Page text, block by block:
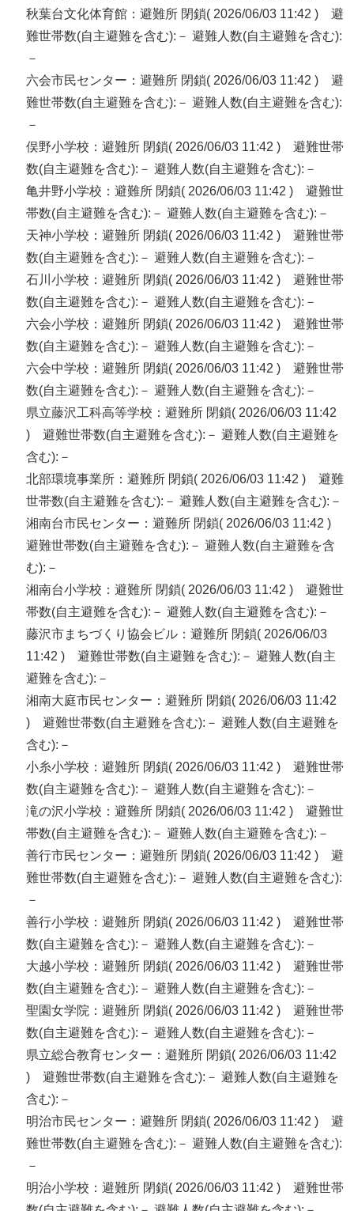
秋葉台文化体育館：避難所 閉鎖( 2026/06/03 11:42 ) 避
難世帯数(自主避難を含む):－ 避難人数(自主避難を含む):
－
六会市民センター：避難所 閉鎖( 2026/06/03 11:42 ) 避
難世帯数(自主避難を含む):－ 避難人数(自主避難を含む):
－
俣野小学校：避難所 閉鎖( 2026/06/03 11:42 ) 避難世帯
数(自主避難を含む):－ 避難人数(自主避難を含む):－
亀井野小学校：避難所 閉鎖( 2026/06/03 11:42 ) 避難世
帯数(自主避難を含む):－ 避難人数(自主避難を含む):－
天神小学校：避難所 閉鎖( 2026/06/03 11:42 ) 避難世帯
数(自主避難を含む):－ 避難人数(自主避難を含む):－
石川小学校：避難所 閉鎖( 2026/06/03 11:42 ) 避難世帯
数(自主避難を含む):－ 避難人数(自主避難を含む):－
六会小学校：避難所 閉鎖( 2026/06/03 11:42 ) 避難世帯
数(自主避難を含む):－ 避難人数(自主避難を含む):－
六会中学校：避難所 閉鎖( 2026/06/03 11:42 ) 避難世帯
数(自主避難を含む):－ 避難人数(自主避難を含む):－
県立藤沢工科高等学校：避難所 閉鎖( 2026/06/03 11:42
) 避難世帯数(自主避難を含む):－ 避難人数(自主避難を
含む):－
北部環境事業所：避難所 閉鎖( 2026/06/03 11:42 ) 避難
世帯数(自主避難を含む):－ 避難人数(自主避難を含む):－
湘南台市民センター：避難所 閉鎖( 2026/06/03 11:42 )
避難世帯数(自主避難を含む):－ 避難人数(自主避難を含
む):－
湘南台小学校：避難所 閉鎖( 2026/06/03 11:42 ) 避難世
帯数(自主避難を含む):－ 避難人数(自主避難を含む):－
藤沢市まちづくり協会ビル：避難所 閉鎖( 2026/06/03
11:42 ) 避難世帯数(自主避難を含む):－ 避難人数(自主
避難を含む):－
湘南大庭市民センター：避難所 閉鎖( 2026/06/03 11:42
) 避難世帯数(自主避難を含む):－ 避難人数(自主避難を
含む):－
小糸小学校：避難所 閉鎖( 2026/06/03 11:42 ) 避難世帯
数(自主避難を含む):－ 避難人数(自主避難を含む):－
滝の沢小学校：避難所 閉鎖( 2026/06/03 11:42 ) 避難世
帯数(自主避難を含む):－ 避難人数(自主避難を含む):－
善行市民センター：避難所 閉鎖( 2026/06/03 11:42 ) 避
難世帯数(自主避難を含む):－ 避難人数(自主避難を含む):
－
善行小学校：避難所 閉鎖( 2026/06/03 11:42 ) 避難世帯
数(自主避難を含む):－ 避難人数(自主避難を含む):－
大越小学校：避難所 閉鎖( 2026/06/03 11:42 ) 避難世帯
数(自主避難を含む):－ 避難人数(自主避難を含む):－
聖園女学院：避難所 閉鎖( 2026/06/03 11:42 ) 避難世帯
数(自主避難を含む):－ 避難人数(自主避難を含む):－
県立総合教育センター：避難所 閉鎖( 2026/06/03 11:42
) 避難世帯数(自主避難を含む):－ 避難人数(自主避難を
含む):－
明治市民センター：避難所 閉鎖( 2026/06/03 11:42 ) 避
難世帯数(自主避難を含む):－ 避難人数(自主避難を含む):
－
明治小学校：避難所 閉鎖( 2026/06/03 11:42 ) 避難世帯